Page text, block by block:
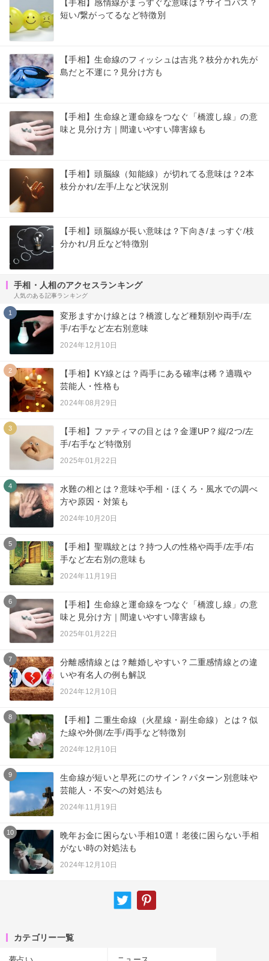
【手相】感情線がまっすぐな意味は？サイコパス？
短い/繋がってるなど特徴別
【手相】生命線のフィッシュは吉兆？枝分かれ先が
島だと不運に？見分け方も
【手相】生命線と運命線をつなぐ「橋渡し線」の意
味と見分け方｜間違いやすい障害線も
【手相】頭脳線（知能線）が切れてる意味は？2本
枝分かれ/左手/上など状況別
【手相】頭脳線が長い意味は？下向き/まっすぐ/枝
分かれ/月丘など特徴別
手相・人相のアクセスランキング
人気のある記事ランキング
1
変形ますかけ線とは？橋渡しなど種類別や両手/左
手/右手など左右別意味
2024年12月10日
2
【手相】KY線とは？両手にある確率は稀？適職や
芸能人・性格も
2024年08月29日
3
【手相】ファティマの目とは？金運UP？縦/2つ/左
手/右手など特徴別
2025年01月22日
4
水難の相とは？意味や手相・ほくろ・風水での調べ
方や原因・対策も
2024年10月20日
5
【手相】聖職紋とは？持つ人の性格や両手/左手/右
手など左右別の意味も
2024年11月19日
6
【手相】生命線と運命線をつなぐ「橋渡し線」の意
味と見分け方｜間違いやすい障害線も
2025年01月22日
7
分離感情線とは？離婚しやすい？二重感情線との違
いや有名人の例も解説
2024年12月10日
8
【手相】二重生命線（火星線・副生命線）とは？似
た線や外側/左手/両手など特徴別
2024年12月10日
9
生命線が短いと早死にのサイン？パターン別意味や
芸能人・不安への対処法も
2024年11月19日
10
晩年お金に困らない手相10選！老後に困らない手相
がない時の対処法も
2024年12月10日
カテゴリー一覧